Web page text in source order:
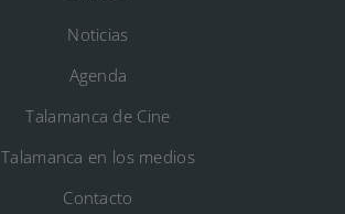
Noticias
Agenda
Talamanca de Cine
Talamanca en los medios
Contacto